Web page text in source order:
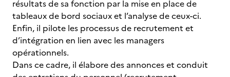
résultats de sa fonction par la mise en place de
tableaux de bord sociaux et l’analyse de ceux-ci.
Enfin, il pilote les processus de recrutement et
d’intégration en lien avec les managers
opérationnels.
Dans ce cadre, il élabore des annonces et conduit